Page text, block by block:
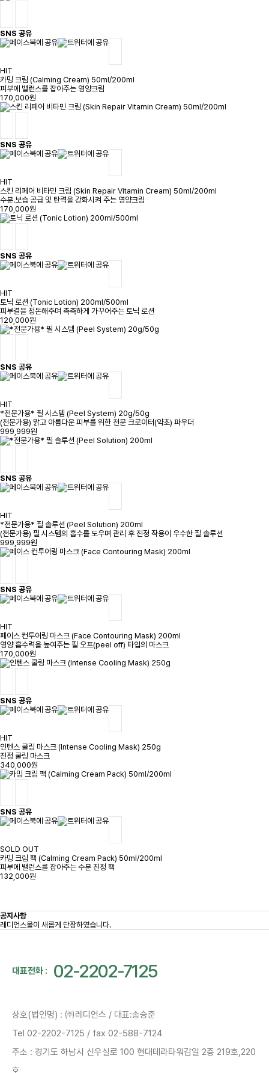
SNS 공유
HIT
카밍 크림 (Calming Cream) 50ml/200ml
피부에 밸런스를 잡아주는 영양크림
170,000원
SNS 공유
HIT
스킨 리페어 비타민 크림 (Skin Repair Vitamin Cream) 50ml/200ml
수분.보습 공급 및 탄력을 강화시켜 주는 영양크림
170,000원
SNS 공유
HIT
토닉 로션 (Tonic Lotion) 200ml/500ml
피부결을 정돈해주며 촉촉하게 가꾸어주는 토닉 로션
120,000원
SNS 공유
HIT
*전문가용* 필 시스템 (Peel System) 20g/50g
(전문가용) 맑고 아름다운 피부를 위한 전문 크로이터(약초) 파우더
999,999원
SNS 공유
HIT
*전문가용* 필 솔루션 (Peel Solution) 200ml
(전문가용) 필 시스템의 흡수를 도우며 관리 후 진정 작용이 우수한 필 솔루션
999,999원
SNS 공유
HIT
페이스 컨투어링 마스크 (Face Contouring Mask) 200ml
영양 흡수력을 높여주는 필 오프(peel off) 타입의 마스크
170,000원
SNS 공유
HIT
인텐스 쿨링 마스크 (Intense Cooling Mask) 250g
진정 쿨링 마스크
340,000원
SNS 공유
SOLD OUT
카밍 크림 팩 (Calming Cream Pack) 50ml/200ml
피부에 밸런스를 잡아주는 수분 진정 팩
132,000원
공지사항
레디언스몰이 새롭게 단장하였습니다.
대표전화 : 02-2202-7125
상호(법인명) : ㈜레디언스 / 대표:송승준
Tel 02-2202-7125 / fax 02-588-7124
주소 : 경기도 하남시 신우실로 100 현대테라타워감일 2층 219호,220
호